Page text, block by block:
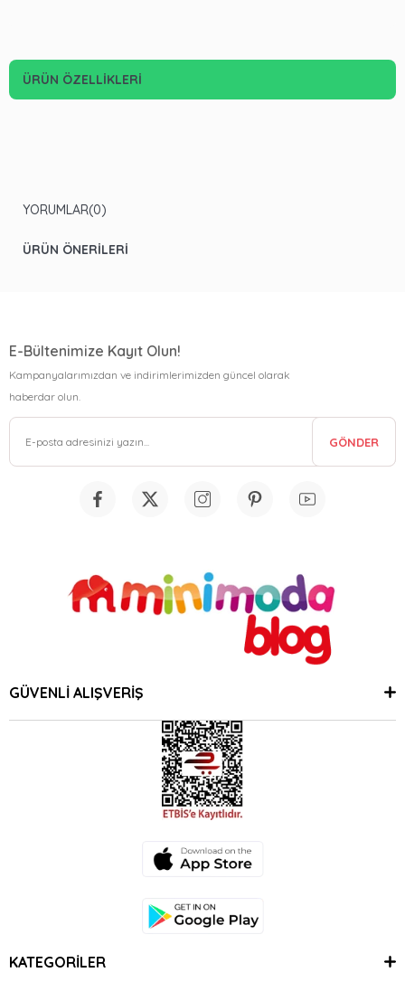
ÜRÜN ÖZELLIKLERI
YORUMLAR(0)
ÜRÜN ÖNERILERI
E-Bültenimize Kayıt Olun!
Kampanyalarımızdan ve indirimlerimizden güncel olarak
haberdar olun.
GÖNDER
GÜVENLİ ALIŞVERİŞ
KATEGORİLER